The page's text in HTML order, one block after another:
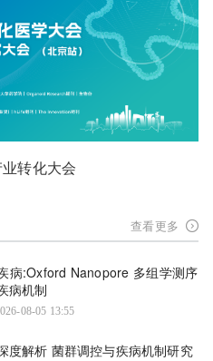
转化大会
查看更多
病:Oxford Nanopore 多组学测序
病机制
08-05 13:55
度解析 菌群调控与疾病机制研究